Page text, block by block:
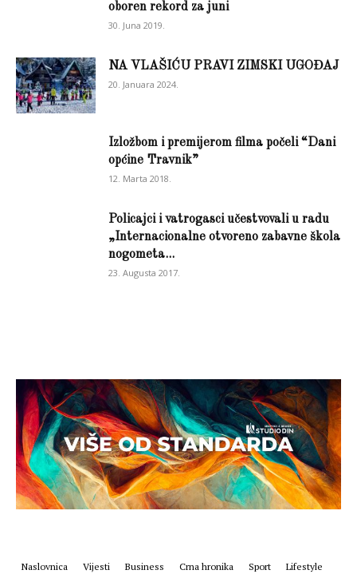
oboren rekord za juni
30. Juna 2019.
NA VLAŠIĆU PRAVI ZIMSKI UGOĐAJ
20. Januara 2024.
Izložbom i premijerom filma počeli “Dani
općine Travnik”
12. Marta 2018.
Policajci i vatrogasci učestvovali u radu
„Internacionalne otvoreno zabavne škola
nogometa...
23. Augusta 2017.
Naslovnica Vijesti Business Crna hronika Sport Lifestyle